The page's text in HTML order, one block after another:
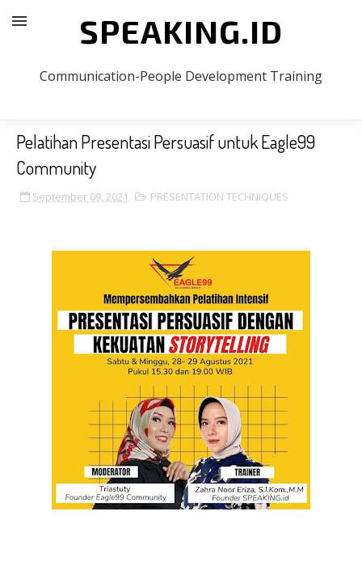
SPEAKING.ID
Communication-People Development Training
Pelatihan Presentasi Persuasif untuk Eagle99
Community
September 09, 2021 PRESENTATION TECHNIQUES